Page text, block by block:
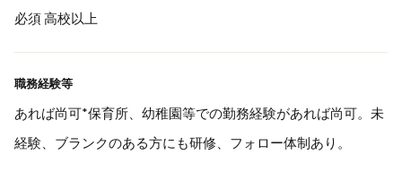
必須 高校以上
職務経験等
あれば尚可*保育所、幼稚園等での勤務経験があれば尚可。未
経験、ブランクのある方にも研修、フォロー体制あり。